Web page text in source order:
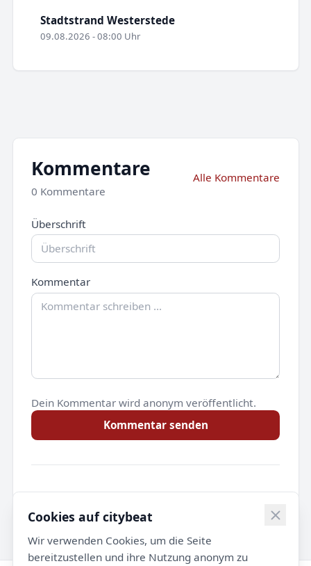
Stadtstrand Westerstede
09.08.2026 - 08:00 Uhr
Kommentare
0 Kommentare
Alle Kommentare
Überschrift
Kommentar
Dein Kommentar wird anonym veröffentlicht.
Kommentar senden
Noch keine Kommentare.
Cookies auf citybeat
Wir verwenden Cookies, um die Seite
bereitzustellen und ihre Nutzung anonym zu